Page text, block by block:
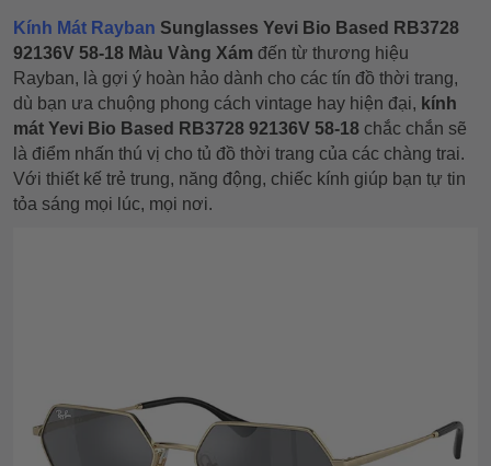
Kính Mát Rayban Sunglasses Yevi Bio Based RB3728
92136V 58-18 Màu Vàng Xám đến từ thương hiệu
Rayban, là gợi ý hoàn hảo dành cho các tín đồ thời trang,
dù bạn ưa chuộng phong cách vintage hay hiện đại, kính
mát Yevi Bio Based RB3728 92136V 58-18 chắc chắn sẽ
là điểm nhấn thú vị cho tủ đồ thời trang của các chàng trai.
Với thiết kế trẻ trung, năng động, chiếc kính giúp bạn tự tin
tỏa sáng mọi lúc, mọi nơi.